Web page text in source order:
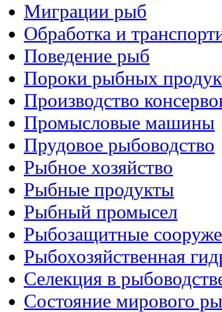
Миграции рыб
Обработка и
Поведение рыб
Пороки рыбных
Производство
Промысловые машины
Прудовое рыбоводство
Рыбное хозяйство
Рыбные продукты
Рыбный промысел
Рыбозащитные
Рыбохозяйственная
Селекция в
Состояние мирового